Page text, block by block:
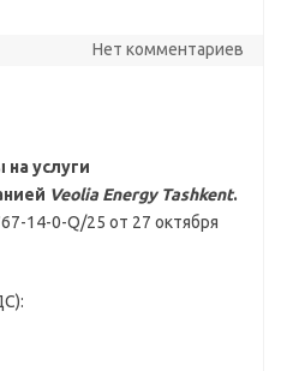
Нет комментариев
услуги
Veolia Energy Tashkent.
14-0-Q/25 от 27 октября